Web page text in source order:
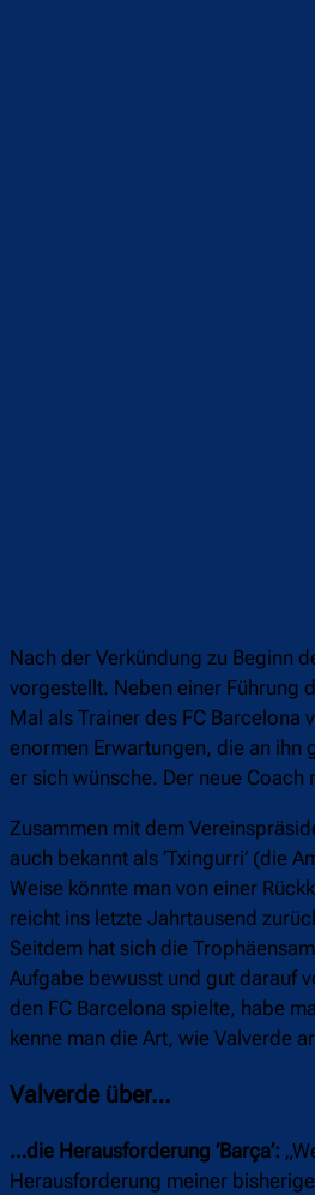
Nach der Verkündung zu Beginn
vorgestellt. Neben einer Führung
Mal als Trainer des FC
enormen Erwartungen, die an
er sich wünsche. Der neue
Zusammen mit dem
auch bekannt als ’Txingurri’ (die
Weise könnte man von einer
reicht ins letzte Jahrtausend
Seitdem hat sich die
Aufgabe bewusst und gut darauf
den FC Barcelona spielte, habe
kenne man die Art, wie Valverde
Valverde über…
…die Herausforderung ’Barça’:
Herausforderung meiner